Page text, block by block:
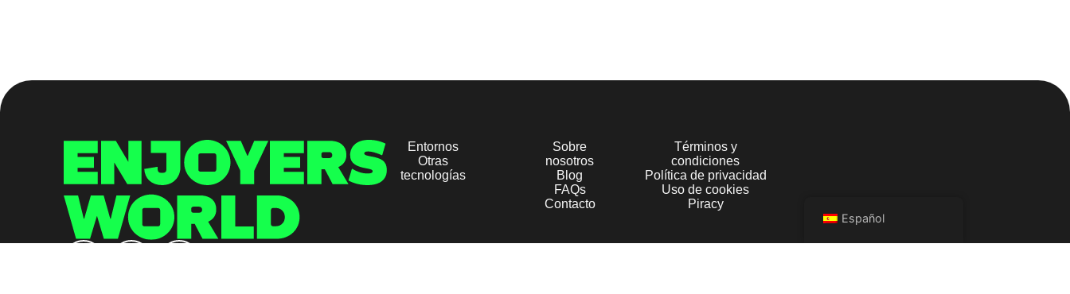
Entornos
Otras
tecnologías
Sobre
nosotros
Blog
FAQs
Contacto
Términos y
condiciones
Política de privacidad
Uso de cookies
Piracy
Español